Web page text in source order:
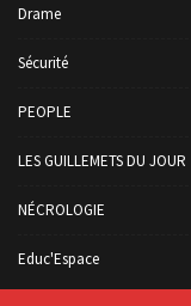
Drame
Sécurité
PEOPLE
LES GUILLEMETS DU JOUR
NÉCROLOGIE
Educ'Espace